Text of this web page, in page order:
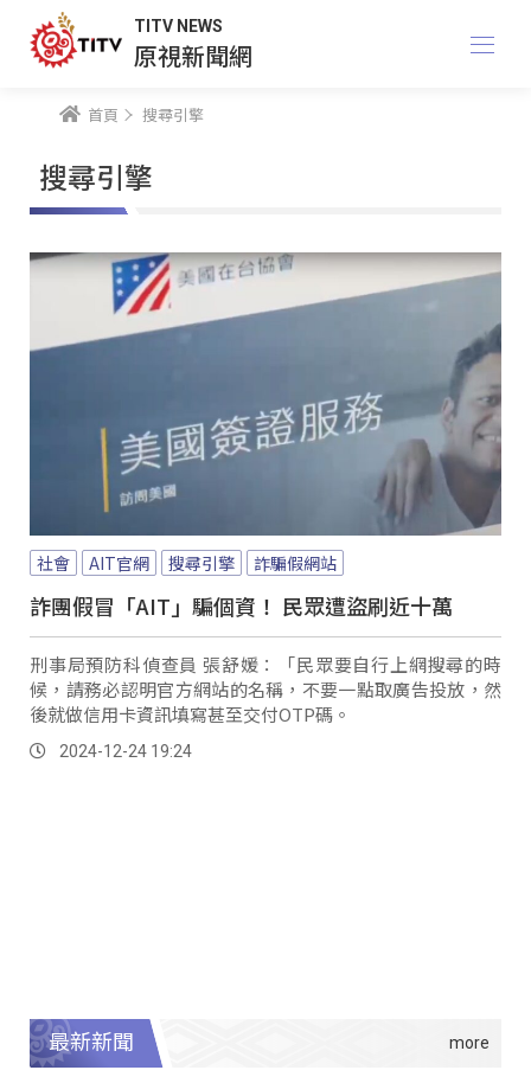
TITV NEWS
原視新聞網
首頁 搜尋引擎
搜尋引擎
社會 AIT官網 搜尋引擎 詐騙假網站
詐團假冒「AIT」騙個資！ 民眾遭盜刷近十萬
刑事局預防科偵查員 張舒媛：「民眾要自行上網搜尋的時
候，請務必認明官方網站的名稱，不要一點取廣告投放，然
後就做信用卡資訊填寫甚至交付OTP碼。
2024-12-24 19:24
最新新聞